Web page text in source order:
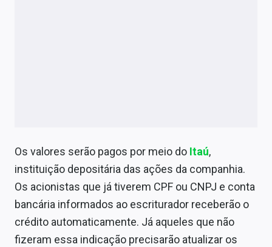
Os valores serão pagos por meio do Itaú,
instituição depositária das ações da companhia.
Os acionistas que já tiverem CPF ou CNPJ e conta
bancária informados ao escriturador receberão o
crédito automaticamente. Já aqueles que não
fizeram essa indicação precisarão atualizar os